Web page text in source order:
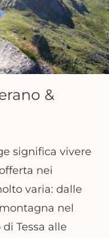
&
significa vivere
nei
varia: dalle
nel
Tessa alle